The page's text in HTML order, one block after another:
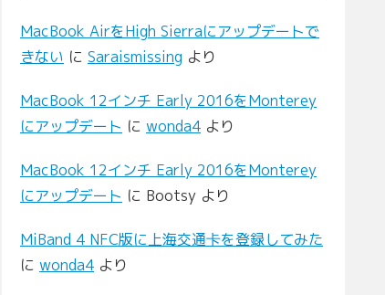
MacBook AirをHigh Sierraにアップデートで
きない に Saraismissing より
MacBook 12インチ Early 2016をMonterey
にアップデート に wonda4 より
MacBook 12インチ Early 2016をMonterey
にアップデート に Bootsy より
MiBand 4 NFC版に上海交通卡を登録してみた
に wonda4 より